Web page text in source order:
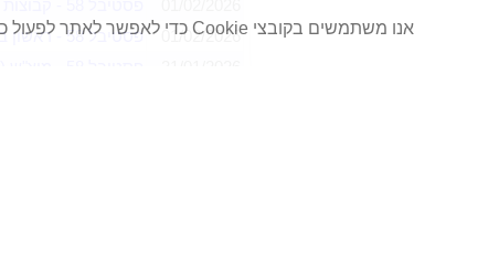
01/02/2026
פסטיבל 58 - ראשון בוקר (חד"פ) אנו משתמשים בקובצי Cookie כדי לאפשר לאתר לפעול כהלכה. למידע נוסף קראו את